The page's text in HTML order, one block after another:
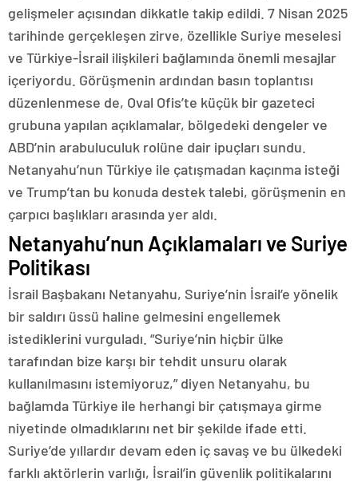
gelişmeler açısından dikkatle takip edildi. 7 Nisan 2025
tarihinde gerçekleşen zirve, özellikle Suriye meselesi
ve Türkiye-İsrail ilişkileri bağlamında önemli mesajlar
içeriyordu. Görüşmenin ardından basın toplantısı
düzenlenmese de, Oval Ofis’te küçük bir gazeteci
grubuna yapılan açıklamalar, bölgedeki dengeler ve
ABD’nin arabuluculuk rolüne dair ipuçları sundu.
Netanyahu’nun Türkiye ile çatışmadan kaçınma isteği
ve Trump’tan bu konuda destek talebi, görüşmenin en
çarpıcı başlıkları arasında yer aldı.
Netanyahu’nun Açıklamaları ve Suriye
Politikası
İsrail Başbakanı Netanyahu, Suriye’nin İsrail’e yönelik
bir saldırı üssü haline gelmesini engellemek
istediklerini vurguladı. “Suriye’nin hiçbir ülke
tarafından bize karşı bir tehdit unsuru olarak
kullanılmasını istemiyoruz,” diyen Netanyahu, bu
bağlamda Türkiye ile herhangi bir çatışmaya girme
niyetinde olmadıklarını net bir şekilde ifade etti.
Suriye’de yıllardır devam eden iç savaş ve bu ülkedeki
farklı aktörlerin varlığı, İsrail’in güvenlik politikalarını